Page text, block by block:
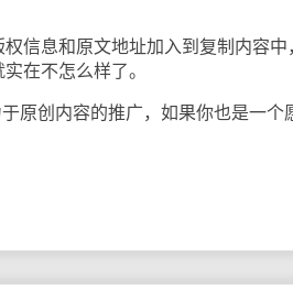
信息和原文地址加入到复制内容中
在不怎么样了。
原创内容的推广，如果你也是一个